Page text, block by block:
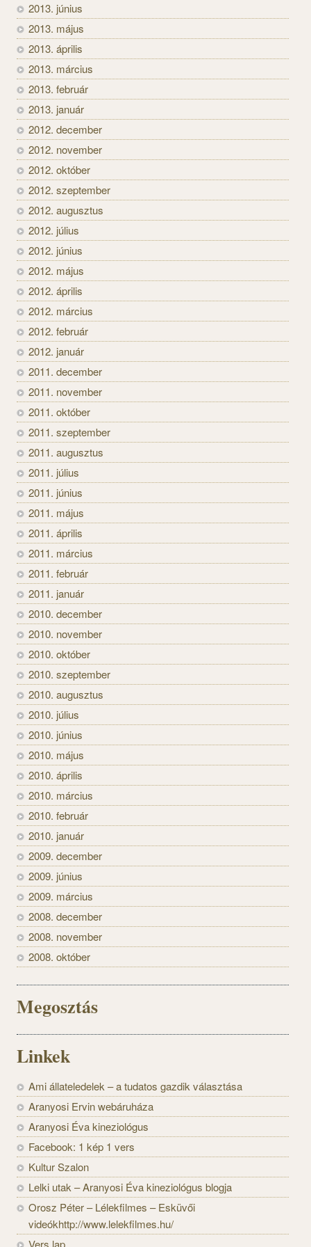
2013. június
2013. május
2013. április
2013. március
2013. február
2013. január
2012. december
2012. november
2012. október
2012. szeptember
2012. augusztus
2012. július
2012. június
2012. május
2012. április
2012. március
2012. február
2012. január
2011. december
2011. november
2011. október
2011. szeptember
2011. augusztus
2011. július
2011. június
2011. május
2011. április
2011. március
2011. február
2011. január
2010. december
2010. november
2010. október
2010. szeptember
2010. augusztus
2010. július
2010. június
2010. május
2010. április
2010. március
2010. február
2010. január
2009. december
2009. június
2009. március
2008. december
2008. november
2008. október
Megosztás
Linkek
Ami állateledelek – a tudatos gazdik választása
Aranyosi Ervin webáruháza
Aranyosi Éva kineziológus
Facebook: 1 kép 1 vers
Kultur Szalon
Lelki utak – Aranyosi Éva kineziológus blogja
Orosz Péter – Lélekfilmes – Esküvői
videókhttp://www.lelekfilmes.hu/
Vers lap